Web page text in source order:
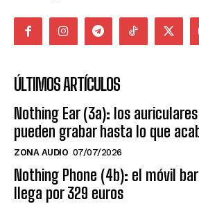
ÚLTIMOS ARTÍCULOS
Nothing Ear (3a): los
pueden grabar hasta lo que
ZONA AUDIO 07/07/2026
Nothing Phone (4b): el móvil
llega por 329 euros